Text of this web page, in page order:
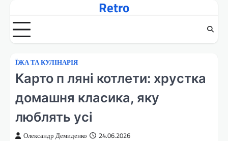
вмісту
Retro
ЇЖА ТА КУЛІНАРІЯ
Карто п ляні котлети: хрустка
домашня класика, яку
люблять усі
Олександр Демиденко 24.06.2026